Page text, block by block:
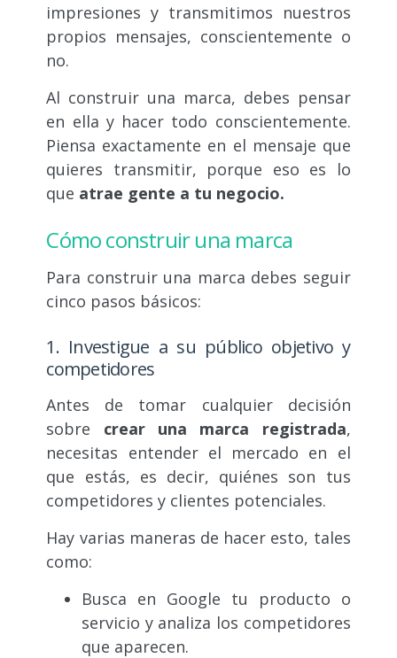
impresiones y transmitimos nuestros
propios mensajes, conscientemente o
no.
Al construir una marca, debes pensar
en ella y hacer todo conscientemente.
Piensa exactamente en el mensaje que
quieres transmitir, porque eso es lo
que atrae gente a tu negocio.
Cómo construir una marca
Para construir una marca debes seguir
cinco pasos básicos:
1. Investigue a su público objetivo y
competidores
Antes de tomar cualquier decisión
sobre crear una marca registrada,
necesitas entender el mercado en el
que estás, es decir, quiénes son tus
competidores y clientes potenciales.
Hay varias maneras de hacer esto, tales
como:
Busca en Google tu producto o
servicio y analiza los competidores
que aparecen.